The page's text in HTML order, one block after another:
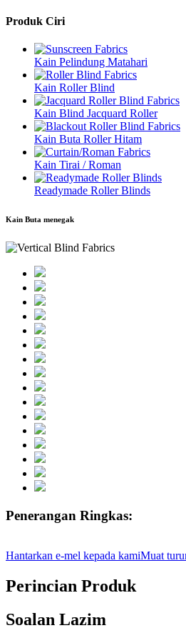
Produk Ciri
Kain Pelindung Matahari
Kain Roller Blind
Kain Blind Jacquard Roller
Kain Buta Roller Hitam
Kain Tirai / Roman
Readymade Roller Blinds
Kain Buta menegak
Penerangan Ringkas:
Hantarkan e-mel kepada kamiMuat
Perincian Produk
Soalan Lazim